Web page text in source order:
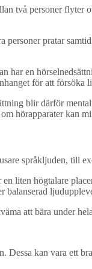
två personer
pratar
en
för att försöka
blir därför
hörapparater kan
språkljuden, till
liten högtalare
balanserad
att bära under
kan vara ett